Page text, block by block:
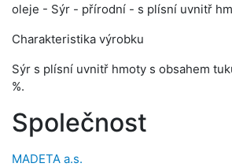
oleje - Sýr - přírodní - s plísní uvnitř
Charakteristika výrobku
Sýr s plísní uvnitř hmoty s obsahem
%.
Společnost
MADETA a.s.